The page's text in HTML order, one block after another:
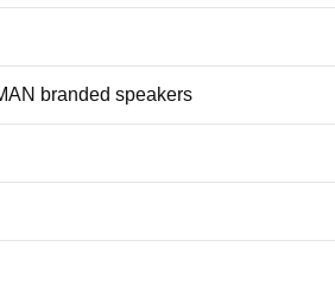
branded speakers